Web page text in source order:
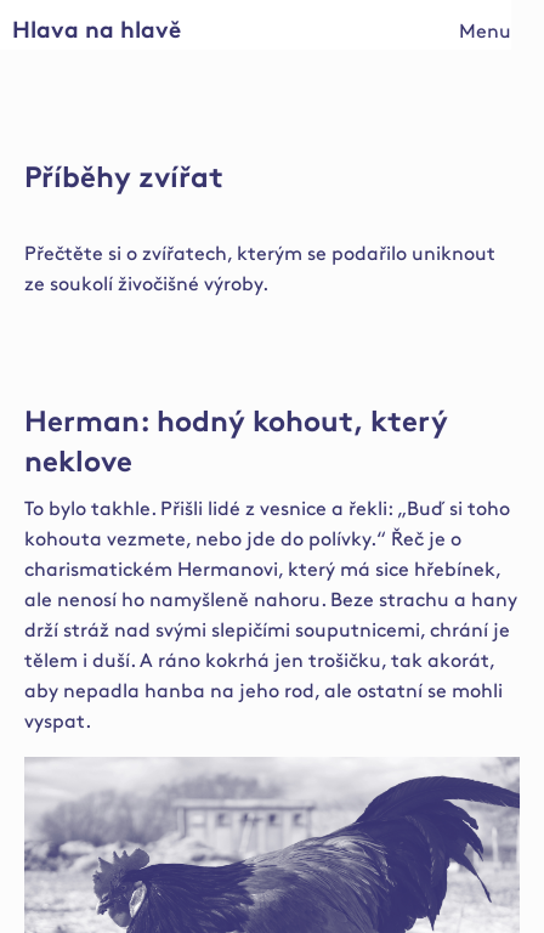
Menu
Hlava na hlavě
Příběhy zvířat
Přečtěte si o zvířatech, kterým se podařilo uniknout
ze soukolí živočišné výroby.
Herman: hodný kohout, který
neklove
To bylo takhle. Přišli lidé z vesnice a řekli: „Buď si toho
kohouta vezmete, nebo jde do polívky.“ Řeč je o
charismatickém Hermanovi, který má sice hřebínek,
ale nenosí ho namyšleně nahoru. Beze strachu a hany
drží stráž nad svými slepičími souputnicemi, chrání je
tělem i duší. A ráno kokrhá jen trošičku, tak akorát,
aby nepadla hanba na jeho rod, ale ostatní se mohli
vyspat.